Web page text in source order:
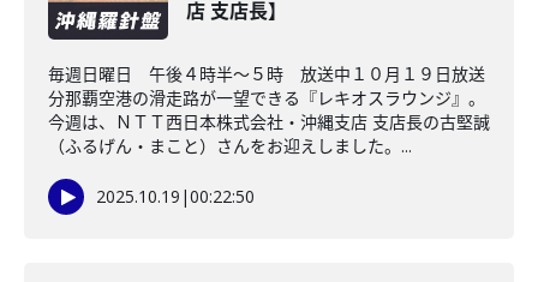
店 支店長】
毎週日曜日 午後４時半～５時 放送中１０月１９日放送
分那覇空港の滑走路が一望できる『レキオスラウンジ』。
今週は、ＮＴＴ西日本株式会社・沖縄支店 支店長の古堅誠
（ふるげん・まこと）さんをお迎えしました。...
2025.10.19 |00:22:50